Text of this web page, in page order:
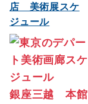
店 美術展スケ
ジュール
銀座三越 本館